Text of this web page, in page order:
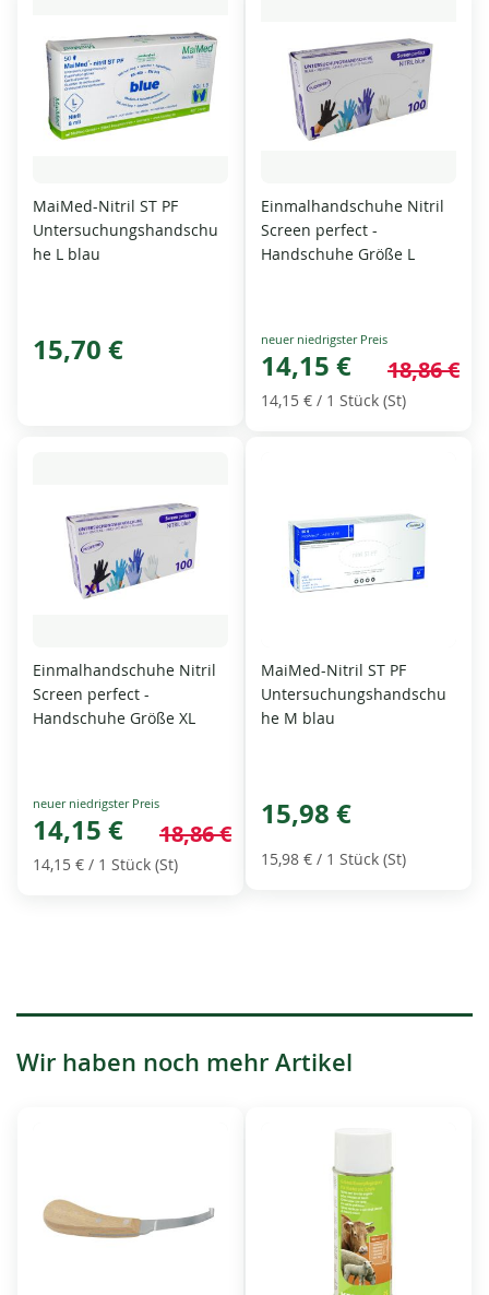
MaiMed-Nitril ST PF
Untersuchungshandschu
he L blau
15,70 €
Einmalhandschuhe Nitril
Screen perfect -
Handschuhe Größe L
Special
Price
14,15 € 18,86 €
14,15 € / 1 Stück (St)
Einmalhandschuhe Nitril
Screen perfect -
Handschuhe Größe XL
Special
Price
14,15 € 18,86 €
14,15 € / 1 Stück (St)
MaiMed-Nitril ST PF
Untersuchungshandschu
he M blau
15,98 €
15,98 € / 1 Stück (St)
Wir haben noch mehr Artikel